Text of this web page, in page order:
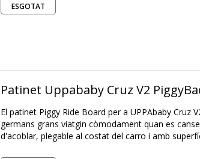
ESGOTAT
Patinet Uppababy Cruz V2
El patinet Piggy Ride Board per a UPPAbaby Cruz
germans grans viatgin còmodament quan es
d'acoblar, plegable al costat del carro i amb